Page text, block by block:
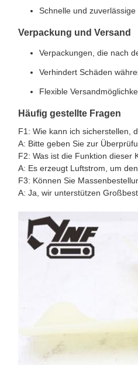
Schnelle und
Verpackung und Versand
Verpackungen, die nach
Verhindert Schäden
Flexible
Häufig gestellte Fragen
F1: Wie kann ich sicherstellen,
A: Bitte geben Sie zur
F2: Was ist die Funktion dieser
A: Es erzeugt Luftstrom, um
F3: Können Sie
A: Ja, wir unterstützen